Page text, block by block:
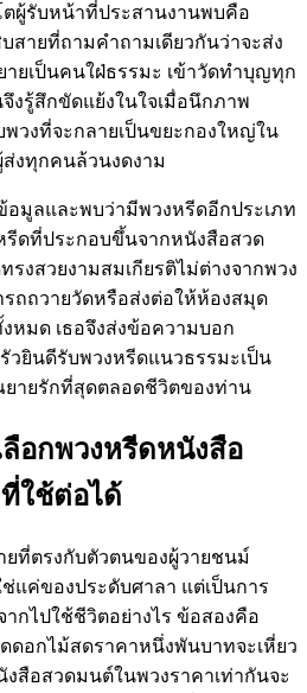
ผู้รับหน้าที่ประสานงานพบคือ
ายที่ถามคำถามเดียวกันว่าจะส่ง
ยเป็นคนใฝ่ธรรมะ เข้าวัดทำบุญทุก
งรู้สึกขัดแย้งในใจเมื่อนึกภาพ
วงที่จะกลายเป็นขยะกองใหญ่ใน
ส่งทุกคนล้วนงดงาม
มูลและพบว่ามีพวงหรีดอีกประเภท
รีดที่ประกอบขึ้นจากหนังสือสวด
งสวยงามสมเกียรติไม่ต่างจากพวง
ถถวายวัดหรือส่งต่อให้ห้องสมุด
หมด เธอจึงส่งข้อความบอก
ยินดีรับพวงหรีดแนวธรรมะเป็น
ยายรักที่สุดตลอดชีวิตของท่าน
อกพวงหรีดหนังสือ
ใช้ต่อได้
ที่ตรงกับตัวตนของผู้วายชนม์
แค่ของประดับศาลา แต่เป็นการ
กไปใช้ชีวิตอย่างไร ข้อสองคือ
ดอกไม้สดราคาหนึ่งพันบาทจะเหี่ยว
สือสวดมนต์ในพวงราคาเท่ากันจะ